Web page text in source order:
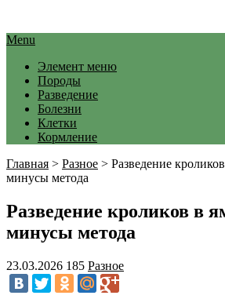
Menu
Элемент меню
Породы
Разведение
Болезни
Клетки
Кормление
Главная > Разное > Разведение
минусы метода
Разведение кроликов в
минусы метода
23.03.2026 185 Разное